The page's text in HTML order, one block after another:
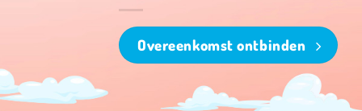
Overeenkomst ontbinden